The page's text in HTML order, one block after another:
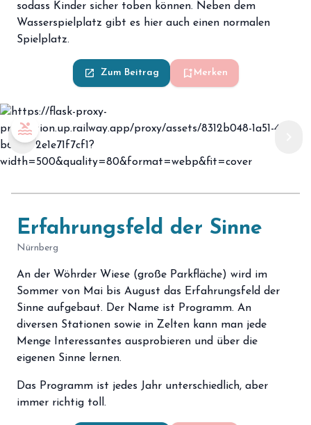
sodass Kinder sicher toben können. Neben dem
Wasserspielplatz gibt es hier auch einen normalen
Spielplatz.
launch Zum Beitrag bookmark_add Merken
chevron_left
pool
Erfahrungsfeld der Sinne
Nürnberg
An der Wöhrder Wiese (große Parkfläche) wird im
Sommer von Mai bis August das Erfahrungsfeld der
Sinne aufgebaut. Der Name ist Programm. An
diversen Stationen sowie in Zelten kann man jede
Menge Interessantes ausprobieren und über die
eigenen Sinne lernen.
Das Programm ist jedes Jahr unterschiedlich, aber
immer richtig toll.